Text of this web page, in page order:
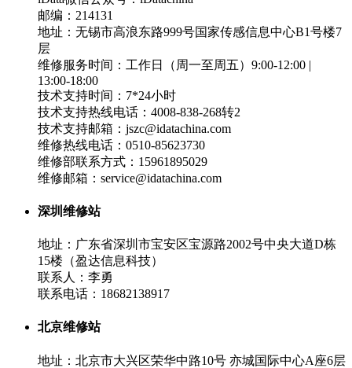
邮编：214131
地址：无锡市高浪东路999号国家传感信息中心B1号楼7
层
维修服务时间：工作日（周一至周五）9:00-12:00 |
13:00-18:00
技术支持时间：7*24小时
技术支持热线电话：4008-838-268转2
技术支持邮箱：jszc@idatachina.com
维修热线电话：0510-85623730
维修部联系方式：15961895029
维修邮箱：service@idatachina.com
深圳维修站
地址：广东省深圳市宝安区宝源路2002号中央大道D栋
15楼（盈达信息科技）
联系人：李勇
联系电话：18682138917
北京维修站
地址：北京市大兴区荣华中路10号 亦城国际中心A座6层